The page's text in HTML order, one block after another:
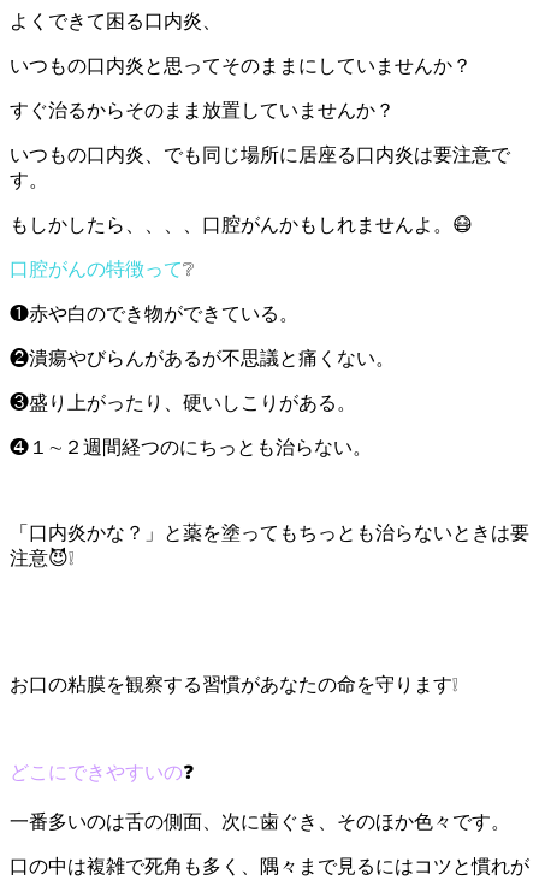
よくできて困る口内炎、
いつもの口内炎と思ってそのままにしていませんか？
すぐ治るからそのまま放置していませんか？
いつもの口内炎、でも同じ場所に居座る口内炎は要注意で
す。
もしかしたら、、、、口腔がんかもしれませんよ。😷
口腔がんの特徴って❔
❶赤や白のでき物ができている。
❷潰瘍やびらんがあるが不思議と痛くない。
❸盛り上がったり、硬いしこりがある。
❹１∼２週間経つのにちっとも治らない。
「口内炎かな？」と薬を塗ってもちっとも治らないときは要
注意😈❕
お口の粘膜を観察する習慣があなたの命を守ります❕
どこにできやすいの❓
一番多いのは舌の側面、次に歯ぐき、そのほか色々です。
口の中は複雑で死角も多く、隅々まで見るにはコツと慣れが